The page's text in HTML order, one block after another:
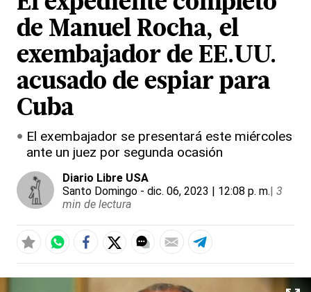
de Manuel Rocha, el
exembajador de EE.UU.
acusado de espiar para
Cuba
El exembajador se presentará este miércoles
ante un juez por segunda ocasión
Diario Libre USA
Santo Domingo - dic. 06, 2023 | 12:08 p. m.| 3
min de lectura